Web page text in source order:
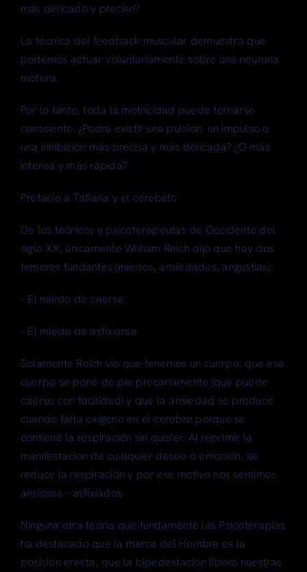
más delicado y preciso?
La técnica del feedback muscular demuestra que
podemos actuar voluntariamente sobre una neurona
motora.
Por lo tanto, toda la motricidad puede tornarse
consciente. ¿Podrá existir una pulsión, un impulso o
una inhibición más precisa y más delicada? ¿O más
intensa y más rápida?
Prefacio a Tatiana y el cerebelo
De los teóricos y psicoterapeutas de Occidente del
siglo XX, únicamente Wilham Reich dijo que hay dos
temores fundantes (miedos, ansiedades, angustias):
– El miedo de caerse.
– El miedo de asfixiarse.
Solamente Reich vio que tenemos un cuerpo, que ese
cuerpo se pone de pie precariamente (que puede
caerse con facilidad) y que la ansiedad se produce
cuando falta oxígeno en el cerebro porque se
contiene la respiración sin querer. Al reprimir la
manifestación de cualquier deseo o emoción, se
reduce la respiración y por ese motivo nos sentimos
ansiosos – asfixiados.
Ninguna otra teoría que fundamente las Psicoterapias
ha destacado que la marca del Hombre es la
posición erecta, que la bipedestación liberó nuestras